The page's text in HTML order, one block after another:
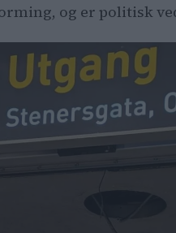
og er politisk